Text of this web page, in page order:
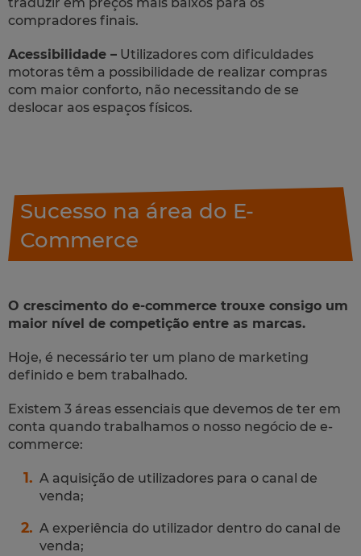
traduzir em preços mais baixos para os
compradores finais.
Acessibilidade – Utilizadores com dificuldades
motoras têm a possibilidade de realizar compras
com maior conforto, não necessitando de se
deslocar aos espaços físicos.
Sucesso na área do E-
Commerce
O crescimento do e-commerce trouxe consigo um
maior nível de competição entre as marcas.
Hoje, é necessário ter um plano de marketing
definido e bem trabalhado.
Existem 3 áreas essenciais que devemos de ter em
conta quando trabalhamos o nosso negócio de e-
commerce:
A aquisição de utilizadores para o canal de
venda;
A experiência do utilizador dentro do canal de
venda;